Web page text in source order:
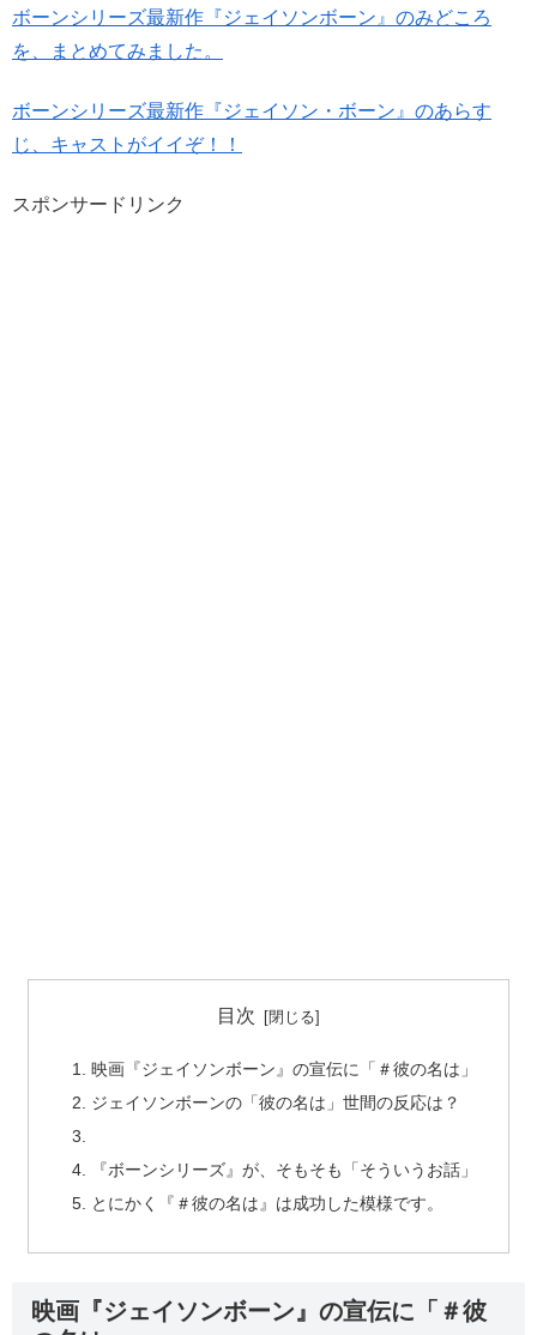
ボーンシリーズ最新作『ジェイソンボーン』のみどころ
を、まとめてみました。
ボーンシリーズ最新作『ジェイソン・ボーン』のあらす
じ、キャストがイイぞ！！
スポンサードリンク
目次
映画『ジェイソンボーン』の宣伝に「＃彼の名は」
ジェイソンボーンの「彼の名は」世間の反応は？
『ボーンシリーズ』が、そもそも「そういうお話」
とにかく『＃彼の名は』は成功した模様です。
映画『ジェイソンボーン』の宣伝に「＃彼